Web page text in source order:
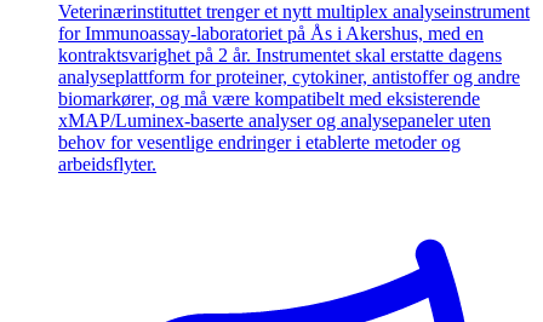
Veterinærinstituttet trenger et nytt multiplex analyseinstrument
for Immunoassay-laboratoriet på Ås i Akershus, med en
kontraktsvarighet på 2 år. Instrumentet skal erstatte dagens
analyseplattform for proteiner, cytokiner, antistoffer og andre
biomarkører, og må være kompatibelt med eksisterende
xMAP/Luminex-baserte analyser og analysepaneler uten
behov for vesentlige endringer i etablerte metoder og
arbeidsflyter.